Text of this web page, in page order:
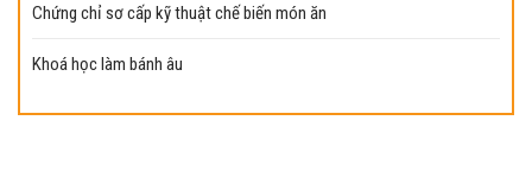
Chứng chỉ sơ cấp kỹ thuật chế biến món ăn
Khoá học làm bánh âu